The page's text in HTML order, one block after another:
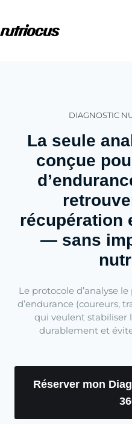
contenu
DIAGNOSTIC
La seule
conçue
récupération
— sans
Le protocole d’analyse
d’endurance (coureurs,
qui veulent stabiliser
durablement et
Réserver mon